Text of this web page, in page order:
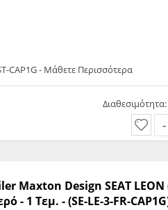
CAP1G - Μάθετε Περισσότερα
Διαθεσιμότητα:
Maxton Design SEAT LEON
- 1 Τεμ. - (SE-LE-3-FR-